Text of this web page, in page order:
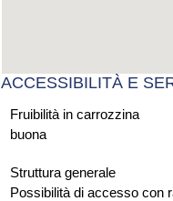
ACCESSIBILITÀ E
Fruibilità in carrozzina
buona
Struttura generale
Possibilità di accesso con